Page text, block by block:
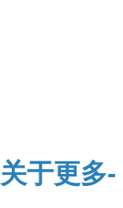
关于更多-